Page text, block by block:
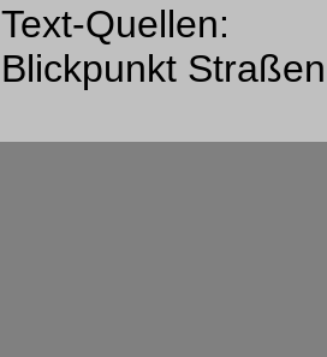
Text-Quellen:
Blickpunkt